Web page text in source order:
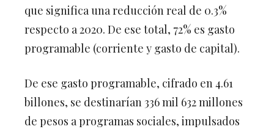
que significa una reducción real de 0.3%
respecto a 2020. De ese total, 72% es gasto
programable (corriente y gasto de capital).
De ese gasto programable, cifrado en 4.61
billones, se destinarían 336 mil 632 millones
de pesos a programas sociales, impulsados